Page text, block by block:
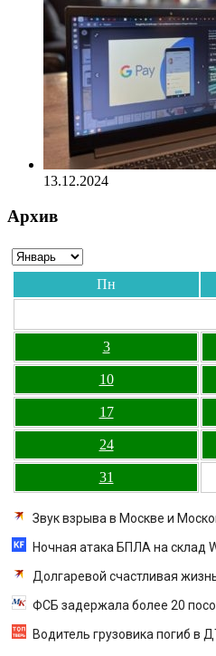
13.12.2024
Архив
Пн
3
10
17
24
31
Звук взрыва в Москве и
Ночная атака БПЛА на склад
Долгаревой счастливая
ФСБ задержала более 20
Водитель грузовика погиб в